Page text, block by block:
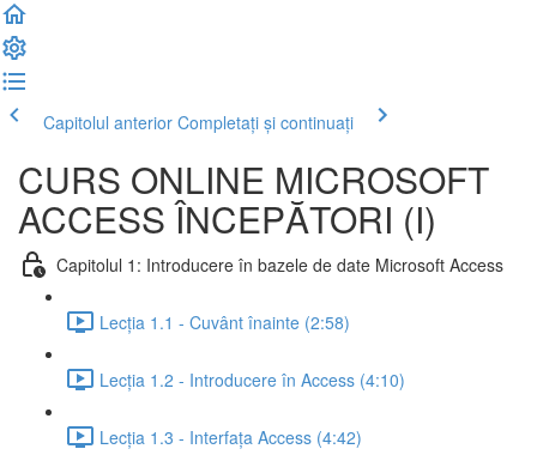
Capitolul anterior Completați și continuați
CURS ONLINE MICROSOFT
ACCESS ÎNCEPĂTORI (I)
Capitolul 1: Introducere în bazele de date Microsoft Access
Lecția 1.1 - Cuvânt înainte (2:58)
Lecția 1.2 - Introducere în Access (4:10)
Lecția 1.3 - Interfața Access (4:42)